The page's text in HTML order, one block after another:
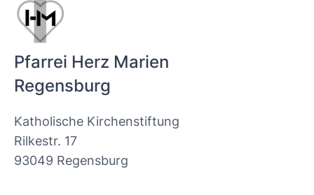
Pfarrei Herz Marien
Regensburg
Katholische Kirchenstiftung
Rilkestr. 17
93049 Regensburg